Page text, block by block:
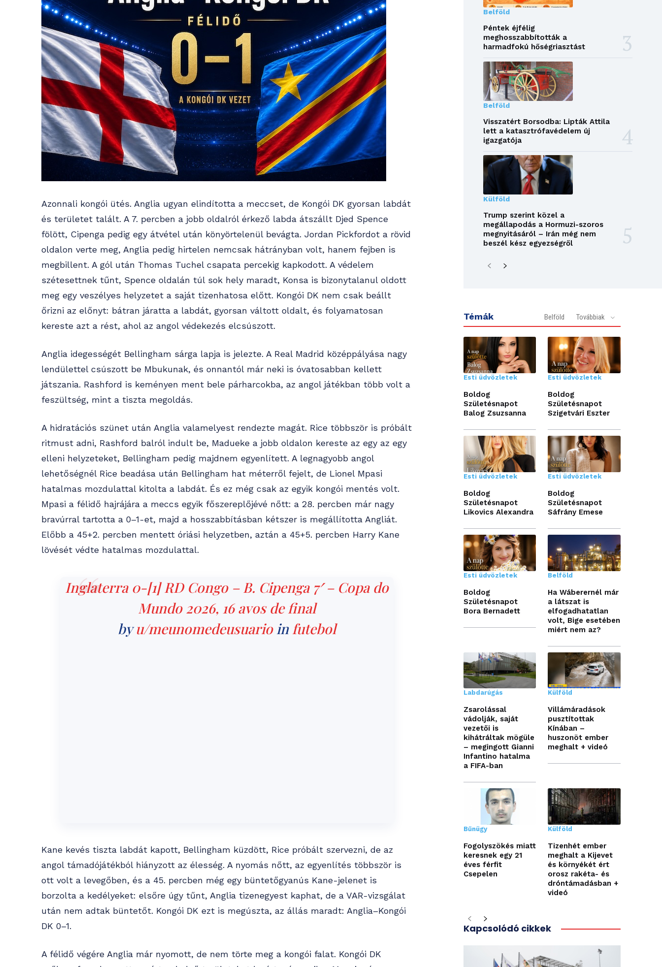
Azonnali kongói ütés. Anglia ugyan elindította a meccset, de Kongói DK gyorsan labdát
és területet talált. A 7. percben a jobb oldalról érkező labda átszállt Djed Spence
fölött, Cipenga pedig egy átvétel után könyörtelenül bevágta. Jordan Pickfordot a rövid
oldalon verte meg, Anglia pedig hirtelen nemcsak hátrányban volt, hanem fejben is
megbillent. A gól után Thomas Tuchel csapata percekig kapkodott. A védelem
szétesettnek tűnt, Spence oldalán túl sok hely maradt, Konsa is bizonytalanul oldott
meg egy veszélyes helyzetet a saját tizenhatosa előtt. Kongói DK nem csak beállt
őrizni az előnyt: bátran járatta a labdát, gyorsan váltott oldalt, és folyamatosan
kereste azt a rést, ahol az angol védekezés elcsúszott.
Anglia idegességét Bellingham sárga lapja is jelezte. A Real Madrid középpályása nagy
lendülettel csúszott be Mbukunak, és onnantól már neki is óvatosabban kellett
játszania. Rashford is keményen ment bele párharcokba, az angol játékban több volt a
feszültség, mint a tiszta megoldás.
A hidratációs szünet után Anglia valamelyest rendezte magát. Rice többször is próbált
ritmust adni, Rashford balról indult be, Madueke a jobb oldalon kereste az egy az egy
elleni helyzeteket, Bellingham pedig majdnem egyenlített. A legnagyobb angol
lehetőségnél Rice beadása után Bellingham hat méterről fejelt, de Lionel Mpasi
hatalmas mozdulattal kitolta a labdát. És ez még csak az egyik kongói mentés volt.
Mpasi a félidő hajrájára a meccs egyik főszereplőjévé nőtt: a 28. percben már nagy
bravúrral tartotta a 0–1-et, majd a hosszabbításban kétszer is megállította Angliát.
Előbb a 45+2. percben mentett óriási helyzetben, aztán a 45+5. percben Harry Kane
lövését védte hatalmas mozdulattal.
Inglaterra 0-[1] RD Congo – B. Cipenga 7′ – Copa do
Mundo 2026, 16 avos de final
byu/meunomedeusuarioin futebol
Kane kevés tiszta labdát kapott, Bellingham küzdött, Rice próbált szervezni, de az
angol támadójátékból hiányzott az élesség. A nyomás nőtt, az egyenlítés többször is
ott volt a levegőben, és a 45. percben még egy büntetőgyanús Kane-jelenet is
borzolta a kedélyeket: elsőre úgy tűnt, Anglia tizenegyest kaphat, de a VAR-vizsgálat
után nem adtak büntetőt. Kongói DK ezt is megúszta, az állás maradt: Anglia–Kongói
DK 0–1.
A félidő végére Anglia már nyomott, de nem törte meg a kongói falat. Kongói DK
Belföld
Péntek éjfélig
meghosszabbították a
harmadfokú hőségriasztást
Belföld
Visszatért Borsodba: Lipták Attila
lett a katasztrófavédelem új
igazgatója
Külföld
Trump szerint közel a
megállapodás a Hormuzi-szoros
megnyitásáról – Irán még nem
beszél kész egyezségről
Témák Belföld Továbbiak
Esti üdvözletek
Boldog
Születésnapot
Balog Zsuzsanna
Esti üdvözletek
Boldog
Születésnapot
Szigetvári Eszter
Esti üdvözletek
Boldog
Születésnapot
Likovics Alexandra
Esti üdvözletek
Boldog
Születésnapot
Sáfrány Emese
Esti üdvözletek
Boldog
Születésnapot
Bora Bernadett
Belföld
Ha Wáberernél már
a látszat is
elfogadhatatlan
volt, Bige esetében
miért nem az?
Labdarúgás
Zsarolással
vádolják, saját
vezetői is
kihátráltak mögüle
– megingott Gianni
Infantino hatalma
a FIFA-ban
Külföld
Villámáradások
pusztítottak
Kínában –
huszonöt ember
meghalt + videó
Bűnügy
Fogolyszökés miatt
keresnek egy 21
éves férfit
Csepelen
Külföld
Tizenhét ember
meghalt a Kijevet
és környékét ért
orosz rakéta- és
dróntámadásban +
videó
Kapcsolódó cikkek